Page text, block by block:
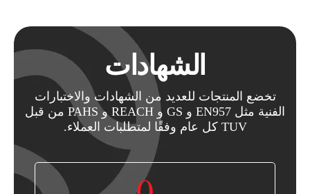
الشهادات
تخضع المنتجات للعديد من الشهادات والاختبارات
الفنية مثل EN957 و GS و REACH و PAHS من قبل
TUV كل عام وفقًا لمتطلبات العملاء.